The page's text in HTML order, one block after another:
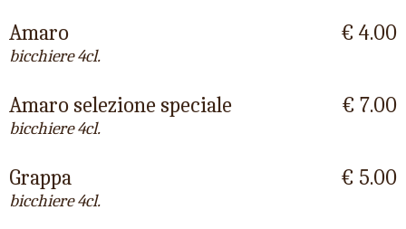
Amaro
bicchiere 4cl.
€ 4.00
Amaro selezione speciale
bicchiere 4cl.
€ 7.00
Grappa
bicchiere 4cl.
€ 5.00